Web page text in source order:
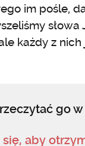
im pośle,
każdy z
go
aby